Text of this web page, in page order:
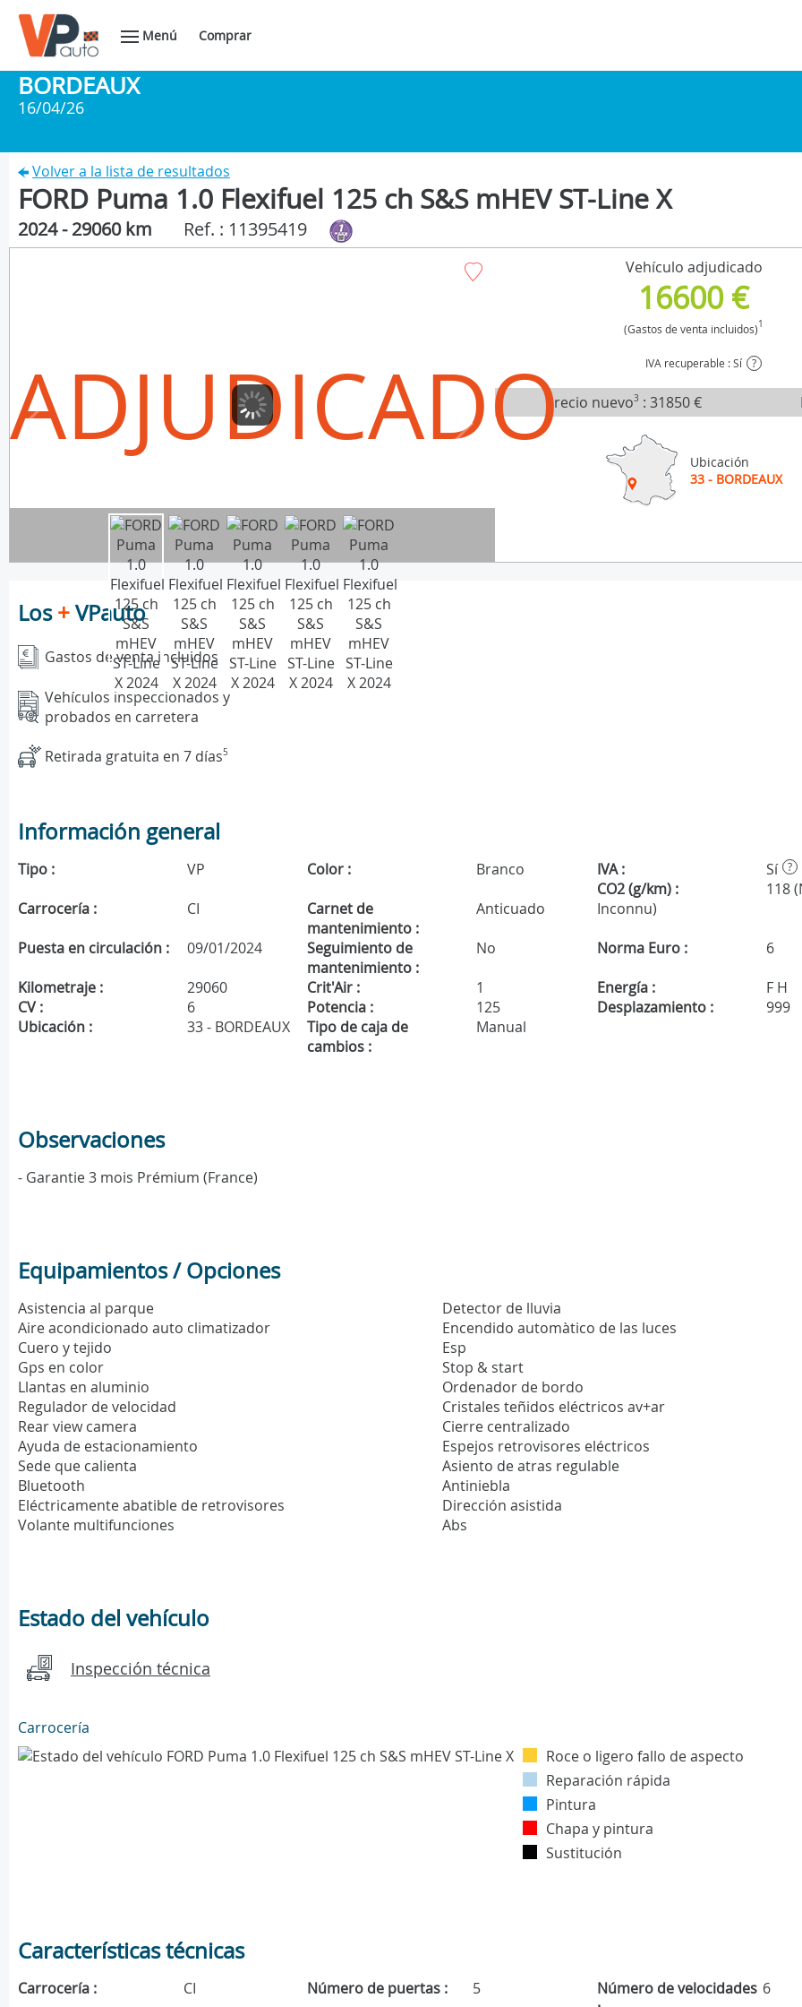
Menú Comprar
BORDEAUX
16/04/26
Volver a la lista de resultados
FORD Puma 1.0 Flexifuel 125 ch S&S mHEV ST-Line X
2024 - 29060 km Ref. : 11395419
ADJUDICADO
Vehículo adjudicado
16600 €
(Gastos de venta incluidos)1
IVA recuperable : Sí ?
Precio nuevo3 :31850 €
Ubicación
33 - BORDEAUX
Los+VPauto
Gastos de venta incluidos
Vehículos inspeccionados y
probados en carretera
Retirada gratuita en 7 días5
Información general
Tipo : VP Color : Branco IVA : Sí ?
Carrocería : CI
Carnet de
mantenimiento :
Anticuado
CO2 (g/km) :
118
Inconnu)
Puesta en circulación :
09/01/2024
Seguimiento de
mantenimiento :
No Norma Euro :
6
Kilometraje :
29060 Crit'Air : 1 Energía :
F H
CV :
6 Potencia : 125 Desplazamiento :
999
Ubicación :
33 - BORDEAUX
Tipo de caja de
cambios :
Manual
Observaciones
- Garantie 3 mois Prémium (France)
Equipamientos / Opciones
Asistencia al parque
Aire acondicionado auto climatizador
Cuero y tejido
Gps en color
Llantas en aluminio
Regulador de velocidad
Rear view camera
Ayuda de estacionamiento
Sede que calienta
Bluetooth
Eléctricamente abatible de retrovisores
Volante multifunciones
Detector de lluvia
Encendido automàtico de las luces
Esp
Stop & start
Ordenador de bordo
Cristales teñidos eléctricos av+ar
Cierre centralizado
Espejos retrovisores eléctricos
Asiento de atras regulable
Antiniebla
Dirección asistida
Abs
Estado del vehículo
Inspección técnica
Carrocería
Roce o ligero fallo de aspecto
Reparación rápida
Pintura
Chapa y pintura
Sustitución
Características técnicas
Carrocería : CI Número de puertas : 5
Número de velocidades 6